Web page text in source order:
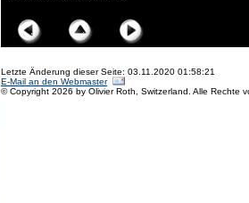
Letzte Änderung dieser Seite: 03.11.2020 01:58:21
E-Mail an den Webmaster
© Copyright 2026 by Olivier Roth, Switzerland. Alle Rechte